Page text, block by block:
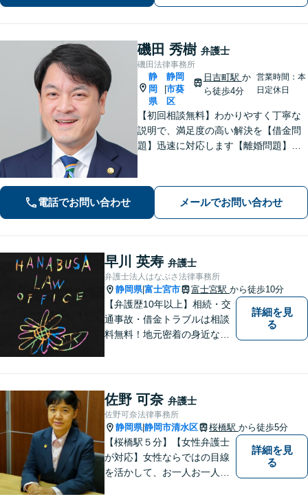
【新清水駅5分】
磯田 秀樹 弁護士
磯田法律事務所
静
岡
県
静岡
市葵
区
日吉町駅 か
ら徒歩4分
営業時間：本
日定休日
【初回相談無料】わかりやすく丁寧な
説明で、満足度の高い解決を【借金問
題】迅速に対応します【離婚問題】ご
題】交渉・調停・審判など全フェーズ
対応【完全個室で対応】
電話でお問い合わせ メールでお問い合わせ
早川 英寿 弁護士
弁護士法人はなぶさ法律事務所
静岡県|富士宮市 富士宮駅 から徒歩10分
【弁護歴10年以上】相続・交
通事故・借金トラブルは相談
料無料！地元密着の身近な弁
とでもお気軽にご相談くださ
い！【完全個室対応】
詳細を見
る
佐野 可奈 弁護士
佐野可奈法律事務所
静岡県|静岡市清水区 桜橋駅 から徒歩5分
【桜橋駅５分】【女性弁護士
が対応】女性ならではの目線
を活かして、お一人お一人の
詳細を見
る